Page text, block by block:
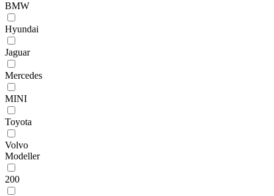
BMW
Hyundai
Jaguar
Mercedes
MINI
Toyota
Volvo
Modeller
200